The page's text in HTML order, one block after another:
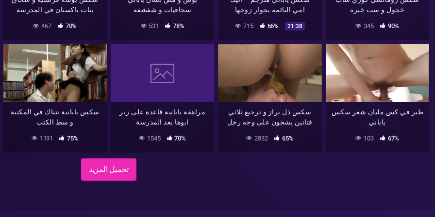
بنات باكستان في المدرسة
467 70%
سحاقيات و شفشفة
531 78%
امي النائمة بجوار زوجها
715 66% 21:38
خجول و ست خبرة
345 90%
سكس يابانية تتناك في المكتبة
و سط الكتب
1191 75%
مراهقة يابانية قاعدة على زبر
ابوها بعد المدرسة
1545 70%
سكس ذل براز و ترجيع ثلاثي
فتاتين يشخون على وجه رجل
2832 65%
ظبر في كس مليان شعر سكس
ياباني
103 67%
تحميل المزيد